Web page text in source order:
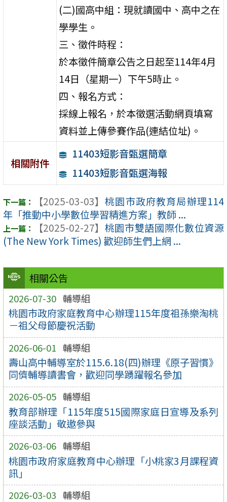
相關公告
2026-07-30 輔導組
桃園市政府家庭教育中心辦理115年度祖孫樂淘桃
－祖父母節慶祝活動
2026-06-01 輔導組
壽山高中輔導室於115.6.18(四)辦理《原子習慣》
同儕輔導讀書會，歡迎同學踴躍報名參加
2026-05-05 輔導組
教育部辦理「115年度515國際家庭日宣導及系列
座談活動」敬邀參與
2026-03-06 輔導組
桃園市政府家庭教育中心辦理「小桃家3月課程資
訊」
2026-03-03 輔導組
(二)國高中組：現就讀國中、高中之在
學學生。
三、徵件時程：
於本徵件簡章公告之日起至114年4月
14日（星期一）下午5時止。
四、報名方式：
採線上報名，於本徵選活動網頁填寫
資料並上傳參賽作品(連結位址)。
相關附件
11403短影音甄選簡章
11403短影音甄選海報
【2025-03-03】 桃園市政府教育局辦理114
年「推動中小學數位學習精進方案」教師 ...
【2025-02-27】 桃園市雙語國際化數位資源
(The New York Times) 歡迎師生們上網 ...